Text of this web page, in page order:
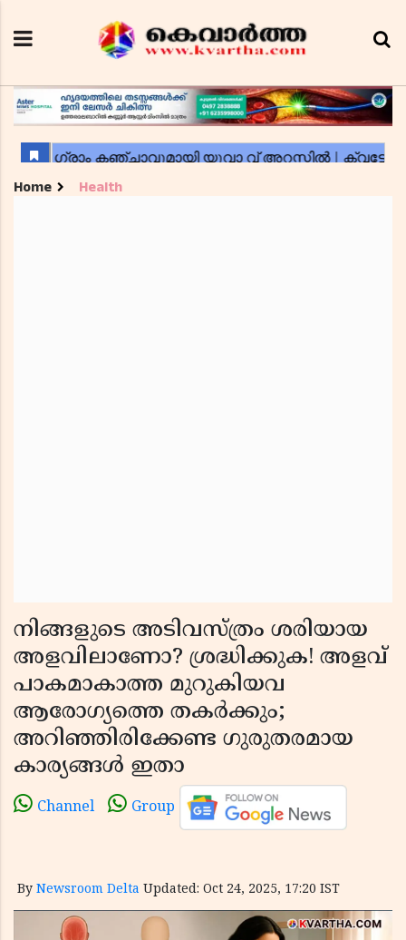
Home Health
നിങ്ങളുടെ അടിവസ്ത്രം ശരിയായ
അളവിലാണോ? ശ്രദ്ധിക്കുക! അളവ്
പാകമാകാത്ത മുറുകിയവ
ആരോഗ്യത്തെ തകർക്കും;
അറിഞ്ഞിരിക്കേണ്ട ഗുരുതരമായ
കാര്യങ്ങൾ ഇതാ
Channel Group
By Newsroom Delta Updated: Oct 24, 2025, 17:20 IST